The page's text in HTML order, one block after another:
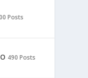
Posts
490 Posts